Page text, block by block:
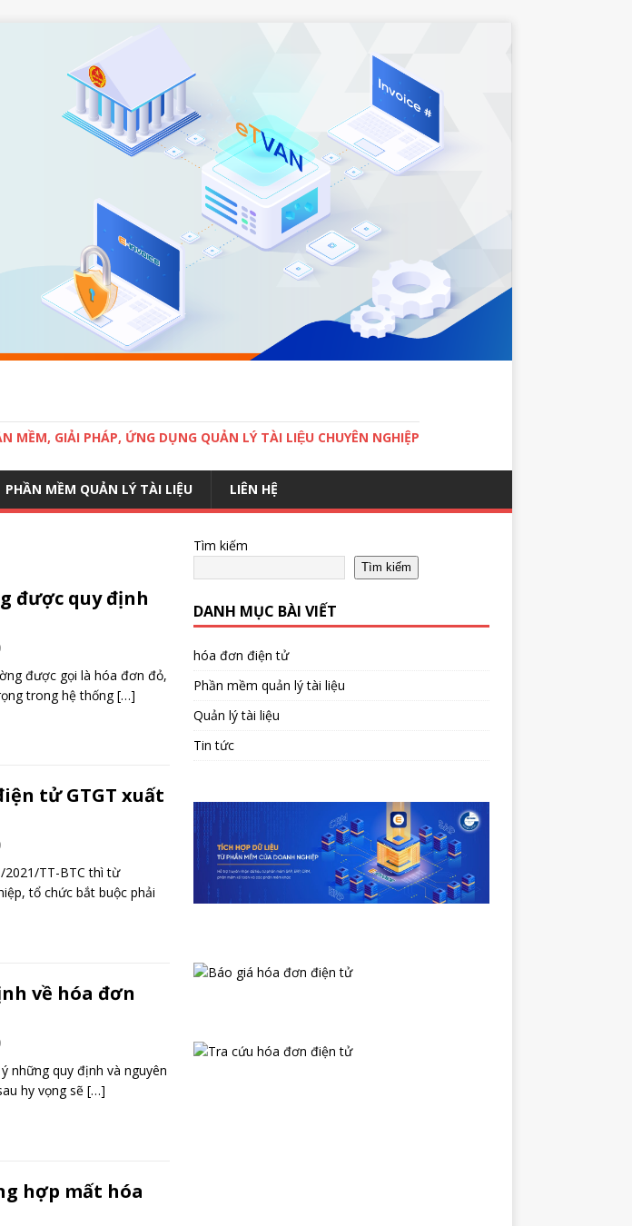
MỀM, GIẢI PHÁP, ỨNG DỤNG QUẢN LÝ TÀI LIỆU CHUYÊN NGHIỆP
PHẦN MỀM QUẢN LÝ TÀI LIỆU LIÊN HỆ
được quy định
được gọi là hóa đơn đỏ,
trong hệ thống[…]
tử GTGT xuất
2021/TT-BTC thì từ
tổ chức bắt buộc phải
về hóa đơn
những quy định và nguyên
hy vọng sẽ […]
hợp mất hóa
Tìm kiếm
Tìm kiếm
DANH MỤC BÀI VIẾT
hóa đơn điện tử
Phần mềm quản lý tài liệu
Quản lý tài liệu
Tin tức